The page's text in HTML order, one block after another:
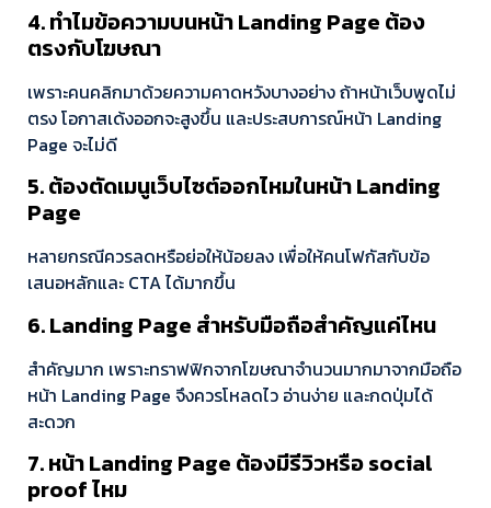
4. ทำไมข้อความบนหน้า Landing Page ต้อง
ตรงกับโฆษณา
เพราะคนคลิกมาด้วยความคาดหวังบางอย่าง ถ้าหน้าเว็บพูดไม่
ตรง โอกาสเด้งออกจะสูงขึ้น และประสบการณ์หน้า Landing
Page จะไม่ดี
5. ต้องตัดเมนูเว็บไซต์ออกไหมในหน้า Landing
Page
หลายกรณีควรลดหรือย่อให้น้อยลง เพื่อให้คนโฟกัสกับข้อ
เสนอหลักและ CTA ได้มากขึ้น
6. Landing Page สำหรับมือถือสำคัญแค่ไหน
สำคัญมาก เพราะทราฟฟิกจากโฆษณาจำนวนมากมาจากมือถือ
หน้า Landing Page จึงควรโหลดไว อ่านง่าย และกดปุ่มได้
สะดวก
7. หน้า Landing Page ต้องมีรีวิวหรือ social
proof ไหม